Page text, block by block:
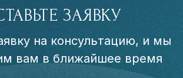
ЗАЯВКУ
на консультацию, и мы
вам в ближайшее время